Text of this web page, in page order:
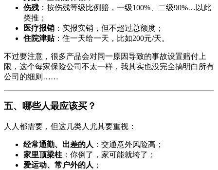
伤残 ：按伤残等级比例赔，一级100%、二级90%…以此
类推；
医疗报销 ：实报实销，但不超过总额度；
住院津贴：住一天给一天，比如200元/天。
不过要注意，很多产品会对同一原因导致的事故设置赔付上
限，这个每家保险公司不太一样，我其实也没完全搞明白所有
公司的细则……
五、哪些人最应该买？
人人都需要，但这几类人尤其要重视：
经常通勤、出差的人 ：交通意外风险高；
家里顶梁柱 ：你倒了，家可能就垮了；
爱运动、常户外的人 ；